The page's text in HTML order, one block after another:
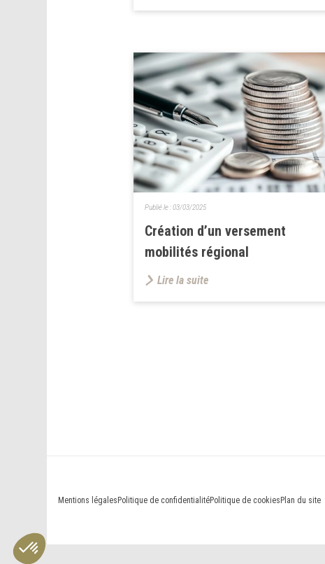
Création d’un versement
mobilités régional
Publié le :03/03/2025
Lire la suite
Mentions légales Politique de confidentialitéPolitique de cookies Plan du site